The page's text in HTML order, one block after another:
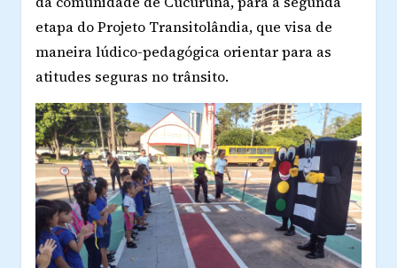
etapa do Projeto Transitolândia, que visa de
maneira lúdico-pedagógica orientar para as
atitudes seguras no trânsito.